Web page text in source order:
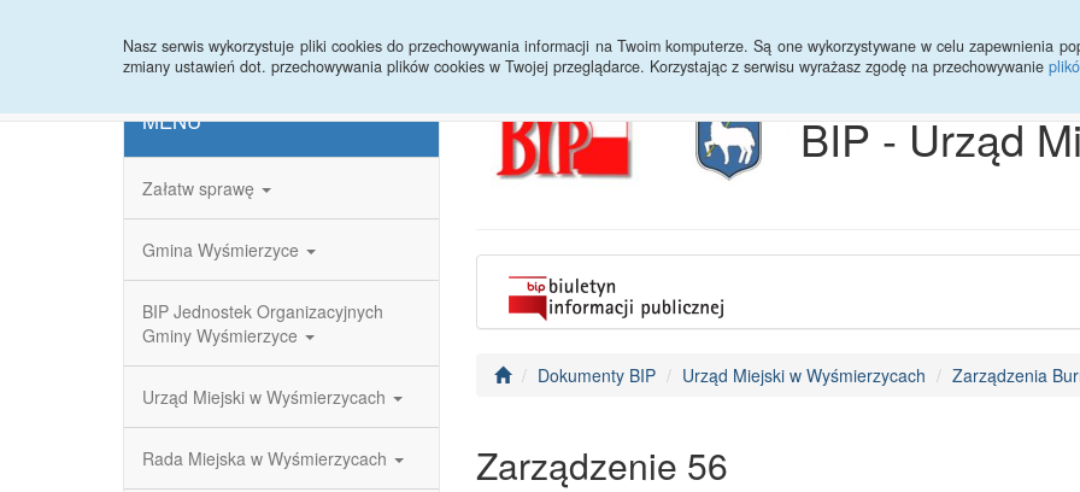
Nasz serwis wykorzystuje pliki cookies do przechowywania informacji na Twoim komputerze. Są one wykorzystywane w celu zapewnienia
zmiany ustawień dot. przechowywania plików cookies w Twojej przeglądarce. Korzystając z serwisu wyrażasz zgodę na przechowywanie
MENU
Załatw sprawę
Gmina Wyśmierzyce
BIP Jednostek Organizacyjnych
Gminy Wyśmierzyce
Urząd Miejski w Wyśmierzycach
Rada Miejska w Wyśmierzycach
BIP - Urząd
Dokumenty BIP Urząd Miejski w Wyśmierzycach Zarządzenia
Zarządzenie 56